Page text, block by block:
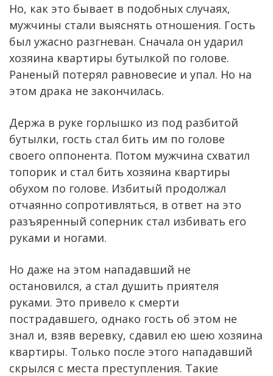
Но, как это бывает в подобных случаях,
мужчины стали выяснять отношения. Гость
был ужасно разгневан. Сначала он ударил
хозяина квартиры бутылкой по голове.
Раненый потерял равновесие и упал. Но на
этом драка не закончилась.
Держа в руке горлышко из под разбитой
бутылки, гость стал бить им по голове
своего оппонента. Потом мужчина схватил
топорик и стал бить хозяина квартиры
обухом по голове. Избитый продолжал
отчаянно сопротивляться, в ответ на это
разъяренный соперник стал избивать его
руками и ногами.
Но даже на этом нападавший не
остановился, а стал душить приятеля
руками. Это привело к смерти
пострадавшего, однако гость об этом не
знал и, взяв веревку, сдавил ею шею хозяина
квартиры. Только после этого нападавший
скрылся с места преступления. Такие